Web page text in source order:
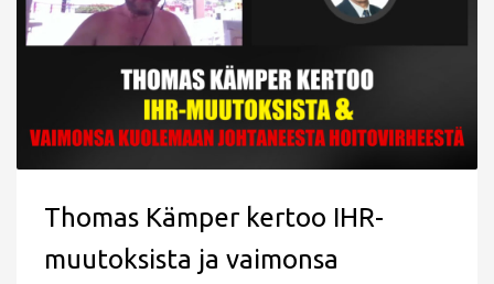
Thomas Kämper kertoo IHR-
muutoksista ja vaimonsa